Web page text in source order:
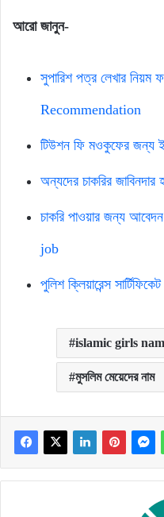
আরো জানুন-
সুপারিশ পত্র লেখার
Recommendation
টিউশন ফি মওকুফের জন্য
অন্যদের চাকরির
চাকরি পাওয়ার জন্য
job
পুলিশ ক্লিয়ারেন্স
islamic girls
মুসলিম মেয়েদের নাম